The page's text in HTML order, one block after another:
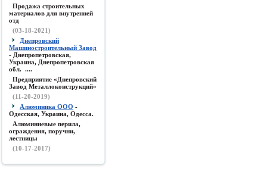
Продажа строительных
материалов для внутренней
отд
(03-18-2021)
Днепровский
Машиностроительный Завод
- Днепропетровская,
Украина, Днепропетровская
обл. ....
Предприятие «Днепровский
Завод Металлоконструкций»
(11-20-2019)
Алюминика ООО -
Одесская, Украина, Одесса.
Алюминиевые перила,
ограждения, поручни,
лестницы
(10-17-2017)